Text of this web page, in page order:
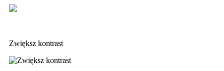
Zwiększ kontrast